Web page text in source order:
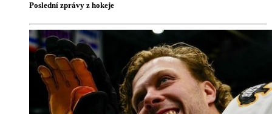
Poslední zprávy z hokeje